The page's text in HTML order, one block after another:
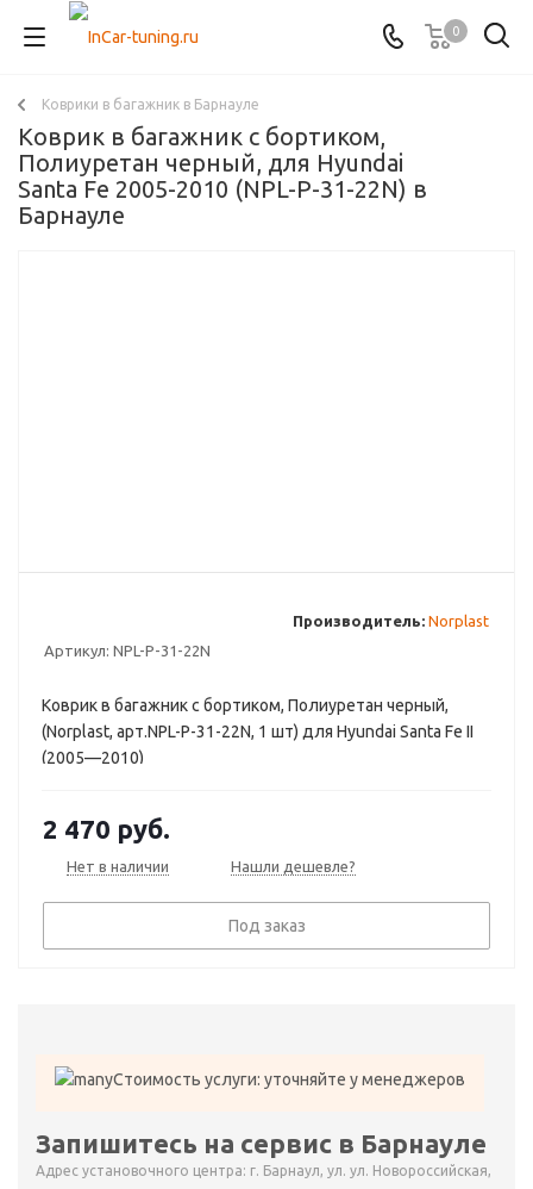
0
Коврики в багажник в Барнауле
Коврик в багажник с бортиком,
Полиуретан черный, для Hyundai
Santa Fe 2005-2010 (NPL-P-31-22N) в
Барнауле
Артикул: NPL-P-31-22N
Производитель: Norplast
Коврик в багажник с бортиком, Полиуретан черный,
(Norplast, арт.NPL-P-31-22N, 1 шт) для Hyundai Santa Fe II
(2005—2010)
2 470 руб.
Нет в наличии Нашли дешевле?
Под заказ
Стоимость услуги: уточняйте у менеджеров
Запишитесь на сервис в Барнауле
Адрес установочного центра: г. Барнаул, ул. ул. Новороссийская,